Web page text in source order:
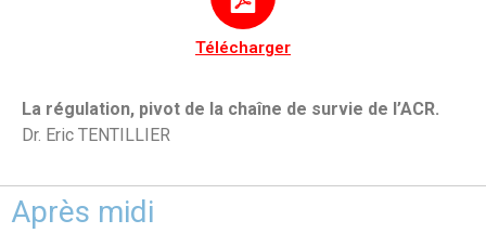
Télécharger
La régulation, pivot de la chaîne de survie de l’ACR.
Dr. Eric TENTILLIER
Après midi